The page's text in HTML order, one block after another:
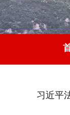
习近平